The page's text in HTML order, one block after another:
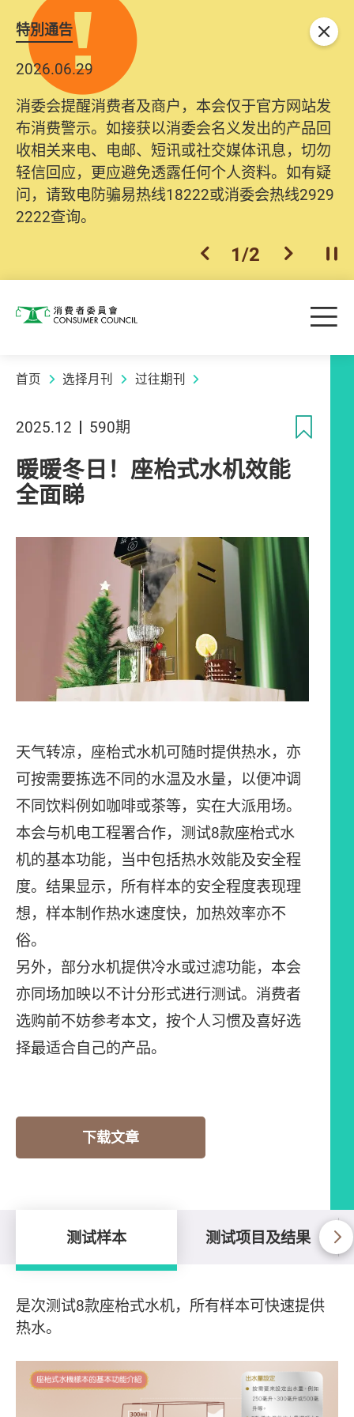
特別通告
2026.06.29
消委会提醒消费者及商户，本会仅于官方网站发
布消费警示。如接获以消委会名义发出的产品回
收相关来电、电邮、短讯或社交媒体讯息，切勿
轻信回应，更应避免透露任何个人资料。如有疑
问，请致电防骗易热线18222或消委会热线2929
2222查询。
上一个
1/2 下一个开
关闭
消费者委员会 目
首页 选择月刊 过往期刊
2025.12 590期
暖暖冬日！座枱式水机效能
全面睇
天气转凉，座枱式水机可随时提供热水，亦
可按需要拣选不同的水温及水量，以便冲调
不同饮料例如咖啡或茶等，实在大派用场。
本会与机电工程署合作，测试8款座枱式水
机的基本功能，当中包括热水效能及安全程
度。结果显示，所有样本的安全程度表现理
想，样本制作热水速度快，加热效率亦不
俗。
另外，部分水机提供冷水或过滤功能，本会
亦同场加映以不计分形式进行测试。消费者
选购前不妨参考本文，按个人习惯及喜好选
择最适合自己的产品。
下载文章
测试样本 测试项目及结果
测试样本
是次测试8款座枱式水机，所有样本可快速提供
热水。